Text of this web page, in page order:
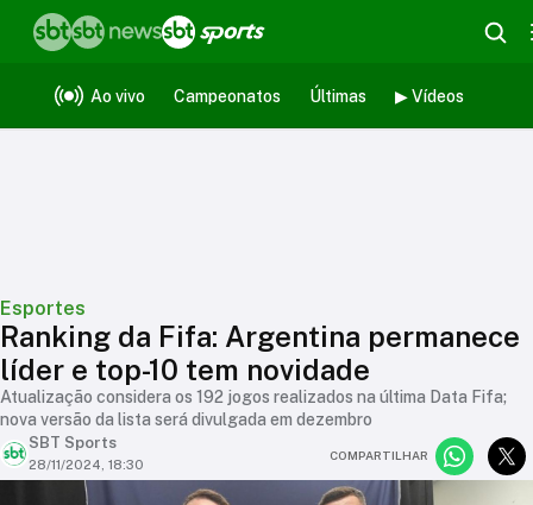
Ao vivo Campeonatos Últimas ▶ Vídeos
Esportes
Ranking da Fifa: Argentina permanece
líder e top-10 tem novidade
Atualização considera os 192 jogos realizados na última Data Fifa;
nova versão da lista será divulgada em dezembro
SBT Sports
28/11/2024, 18:30
COMPARTILHAR